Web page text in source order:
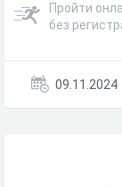
Пройти
без
09.11.2024